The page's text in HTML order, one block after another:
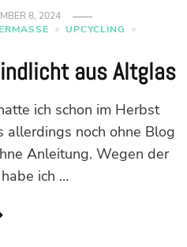
8, 2024
UPCYCLING
aus Altglas
ich schon im Herbst
allerdings noch ohne Blog
Anleitung. Wegen der
ich …